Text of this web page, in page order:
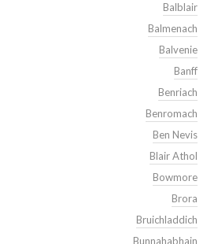
Balblair
Balmenach
Balvenie
Banff
Benriach
Benromach
Ben Nevis
Blair Athol
Bowmore
Brora
Bruichladdich
Bunnahabhain